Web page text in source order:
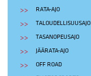
RATA-AJO
TALOUDELLISUUSAJO
TASANOPEUSAJO
JÄÄRATA-AJO
OFF ROAD